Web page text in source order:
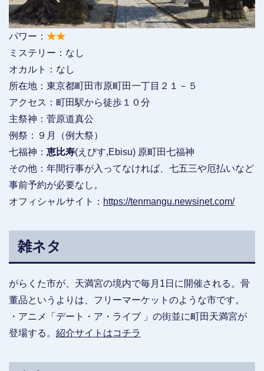
パワー： ★★
ミステリー：なし
オカルト：なし
所在地：東京都町田市原町田一丁目２１－５
アクセス：町田駅から徒歩１０分
主祭神：菅原道真公
例祭：９月（例大祭）
七福神： 恵比寿(えびす,Ebisu) 原町田七福神
その他：年間行事が入ってなければ、七五三や厄払いなど
事前予約が必要なし。
オフィシャルサイト： https://tenmangu.newsinet.com/
雑ネタ
がらくた市が、天満宮の境内で毎月1日に開催される。骨
董品というよりは、フリーマーケットのような市です。
・アニメ「デート・ア・ライブ 」の街並に町田天満宮が
登場する。 紹介サイトはコチラ